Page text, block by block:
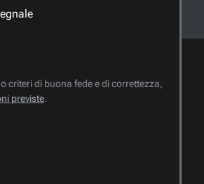
criteri di buona fede e di correttezza,
previste.